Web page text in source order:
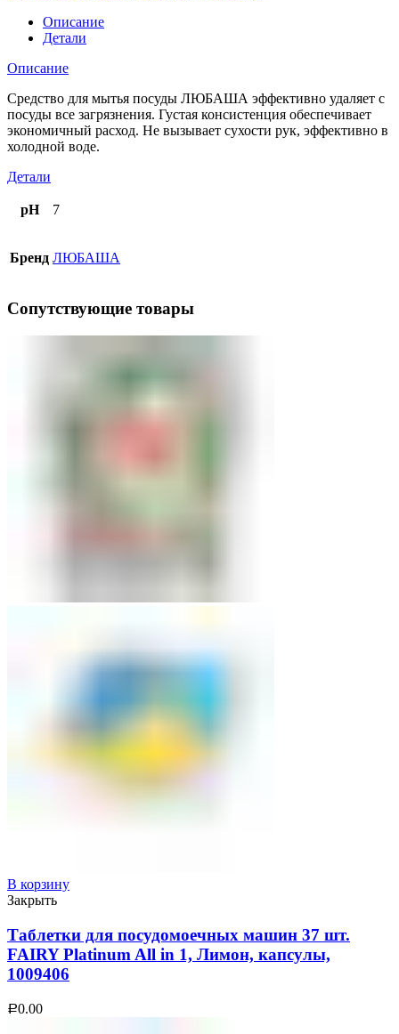
Описание
Детали
Описание
Средство для мытья посуды ЛЮБАША эффективно удаляет с
посуды все загрязнения. Густая консистенция обеспечивает
экономичный расход. Не вызывает сухости рук, эффективно в
холодной воде.
Детали
pH 7
Бренд ЛЮБАША
Сопутствующие товары
В корзину
Закрыть
Таблетки для посудомоечных машин 37 шт.
FAIRY Platinum All in 1, Лимон, капсулы,
1009406
Р0.00